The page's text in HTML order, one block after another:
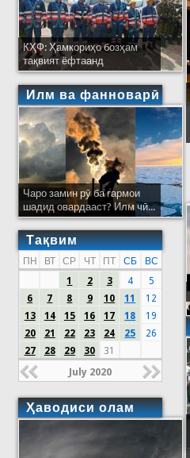
КҲФ: Ҳамкориҳо бозҳам
тақвият ёфтаанд
Илм ва фанноварӣ
Чаро замин рӯ ба гармои
шадид овардааст? Илм чӣ...
Тақвим
ПН ВТ СР ЧТ ПТ СБ
ВС
1
2 3 4
5
6
7 8 9 10 11
12
13
14 15 16 17 18
19
20
21 22 23 24 25
26
27
28 29 30 31
July 2020
Ҳаводиси олам